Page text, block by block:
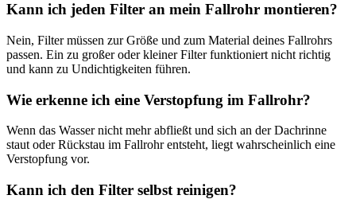
Kann ich jeden Filter an mein Fallrohr montieren?
Nein, Filter müssen zur Größe und zum Material deines Fallrohrs
passen. Ein zu großer oder kleiner Filter funktioniert nicht richtig
und kann zu Undichtigkeiten führen.
Wie erkenne ich eine Verstopfung im Fallrohr?
Wenn das Wasser nicht mehr abfließt und sich an der Dachrinne
staut oder Rückstau im Fallrohr entsteht, liegt wahrscheinlich eine
Verstopfung vor.
Kann ich den Filter selbst reinigen?